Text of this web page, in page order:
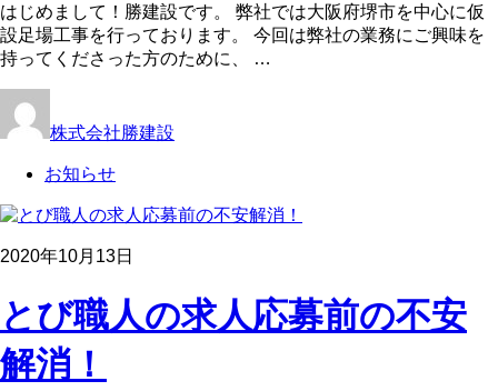
はじめまして！勝建設です。 弊社では大阪府堺市を中心に仮
設足場工事を行っております。 今回は弊社の業務にご興味を
持ってくださった方のために、 …
株式会社勝建設
お知らせ
2020年10月13日
とび職人の求人応募前の不安
解消！